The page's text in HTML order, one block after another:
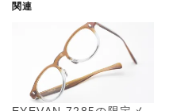
関連